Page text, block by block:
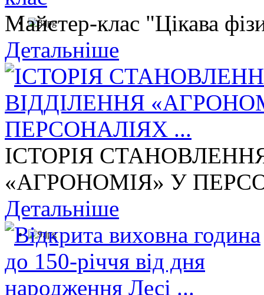
Майстер-клас "Цікава
Детальніше
ІСТОРІЯ
«АГРОНОМІЯ» У
Детальніше